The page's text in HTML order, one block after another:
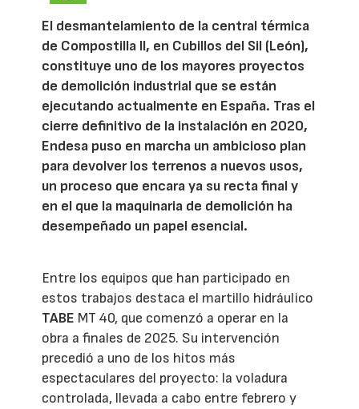
El desmantelamiento de la central térmica
de Compostilla II, en Cubillos del Sil (León),
constituye uno de los mayores proyectos
de demolición industrial que se están
ejecutando actualmente en España. Tras el
cierre definitivo de la instalación en 2020,
Endesa puso en marcha un ambicioso plan
para devolver los terrenos a nuevos usos,
un proceso que encara ya su recta final y
en el que la maquinaria de demolición ha
desempeñado un papel esencial.
Entre los equipos que han participado en
estos trabajos destaca el martillo hidráulico
TABE MT 40, que comenzó a operar en la
obra a finales de 2025. Su intervención
precedió a uno de los hitos más
espectaculares del proyecto: la voladura
controlada, llevada a cabo entre febrero y